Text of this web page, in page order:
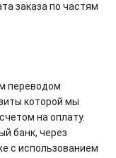
заказа по частям
переводом
которой мы
на оплату.
банк, через
с использованием